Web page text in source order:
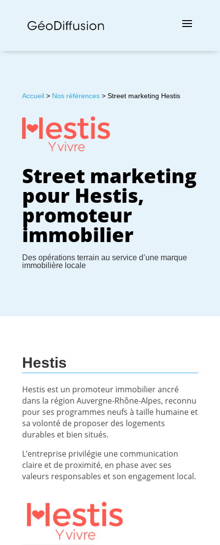
Accueil> Nos références> Street marketing Hestis
Street marketing
pour Hestis,
promoteur
immobilier
Des opérations terrain au service d’une marque
immobilière locale
Hestis
Hestis est un promoteur immobilier ancré
dans la région Auvergne-Rhône-Alpes, reconnu
pour ses programmes neufs à taille humaine et
sa volonté de proposer des logements
durables et bien situés.
L’entreprise privilégie une communication
claire et de proximité, en phase avec ses
valeurs responsables et son engagement local.